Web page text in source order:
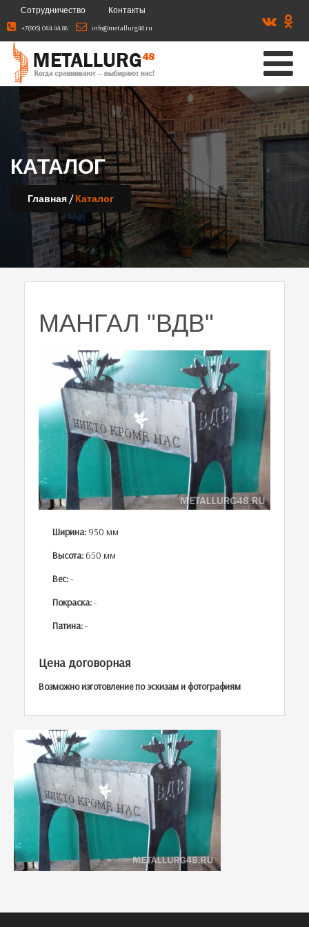
Сотрудничество Контакты
+7(905) 044 44 86 info@metallurg48.ru
КАТАЛОГ
Главная /Каталог
МАНГАЛ "ВДВ"
Ширина: 950 мм
Высота:650 мм
Вес:-
Покраска:-
Патина:-
Цена договорная
Возможно изготовление по эскизам и фотографиям